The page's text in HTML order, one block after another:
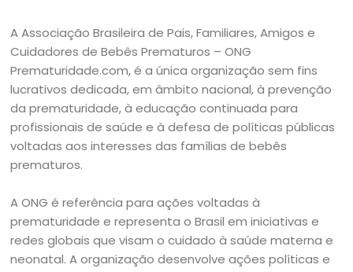
A Associação Brasileira de Pais, Familiares, Amigos e
Cuidadores de Bebês Prematuros – ONG
Prematuridade.com, é a única organização sem fins
lucrativos dedicada, em âmbito nacional, à prevenção
da prematuridade, à educação continuada para
profissionais de saúde e à defesa de políticas públicas
voltadas aos interesses das famílias de bebês
prematuros.
A ONG é referência para ações voltadas à
prematuridade e representa o Brasil em iniciativas e
redes globais que visam o cuidado à saúde materna e
neonatal. A organização desenvolve ações políticas e